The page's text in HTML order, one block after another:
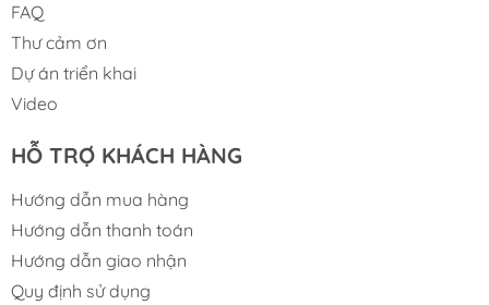
FAQ
Thư cảm ơn
Dự án triển khai
Video
HỖ TRỢ KHÁCH HÀNG
Hướng dẫn mua hàng
Hướng dẫn thanh toán
Hướng dẫn giao nhận
Quy định sử dụng